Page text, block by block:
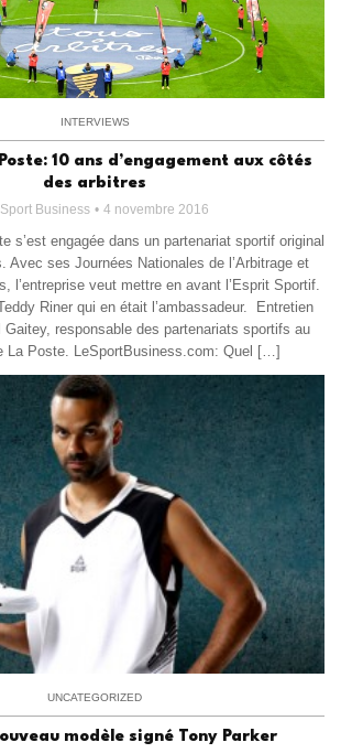
INTERVIEWS
10 ans d’engagement aux côtés
des arbitres
Business 4 novembre 2016
s’est engagée dans un partenariat sportif original
Avec ses Journées Nationales de l’Arbitrage et
l’entreprise veut mettre en avant l’Esprit Sportif.
Riner qui en était l’ambassadeur. Entretien
Gaitey, responsable des partenariats sportifs au
La Poste. LeSportBusiness.com: Quel […]
UNCATEGORIZED
modèle signé Tony Parker